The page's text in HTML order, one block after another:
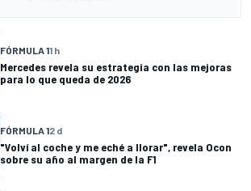
FÓRMULA 11 h
Mercedes revela su estrategia con las mejoras
para lo que queda de 2026
FÓRMULA 12 d
"Volví al coche y me eché a llorar", revela Ocon
sobre su año al margen de la F1